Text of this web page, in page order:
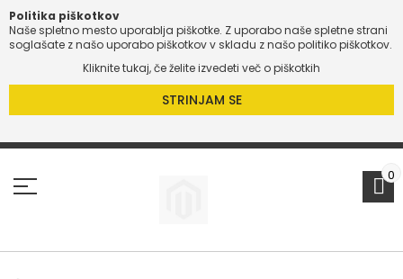
Politika piškotkov
Naše spletno mesto uporablja piškotke. Z uporabo naše spletne strani
soglašate z našo uporabo piškotkov v skladu z našo politiko piškotkov.
Kliknite tukaj, če želite izvedeti več o piškotkih
STRINJAM SE
Preskoči
0